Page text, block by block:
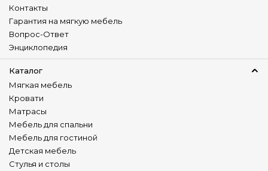
Контакты
Гарантия на мягкую мебель
Вопрос-Ответ
Энциклопедия
Каталог
Мягкая мебель
Кровати
Матрасы
Мебель для спальни
Мебель для гостиной
Детская мебель
Стулья и столы